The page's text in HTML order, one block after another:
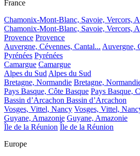
France
Chamonix-Mont-Blanc, Savoie, Vercors,
Chamonix-Mont-Blanc, Savoie, Vercors,
Provence Provence
Auvergne, Cévennes, Cantal... Auvergne,
Pyrénées Pyrénées
Camargue Camargue
Alpes du SudAlpes du Sud
Bretagne, Normandie Bretagne,
Pays Basque, Côte Basque Pays Basque,
Bassin d’Arcachon Bassin d’Arcachon
Vosges, Vittel, Nancy Vosges, Vittel,
Guyane, Amazonie Guyane, Amazonie
Île de la Réunion Île de la Réunion
Europe